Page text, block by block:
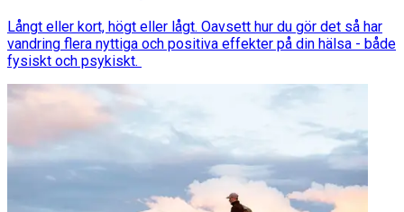
Långt eller kort, högt eller lågt. Oavsett hur du gör det så har
vandring flera nyttiga och positiva effekter på din hälsa - både
fysiskt och psykiskt.